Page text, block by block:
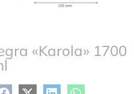
«Karola» 1700